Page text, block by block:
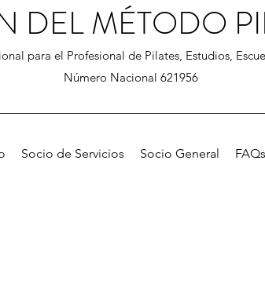
DEL MÉTODO
para el Profesional de Pilates, Estudios,
Número Nacional 621956
Socio de Servicios Socio General FAQs